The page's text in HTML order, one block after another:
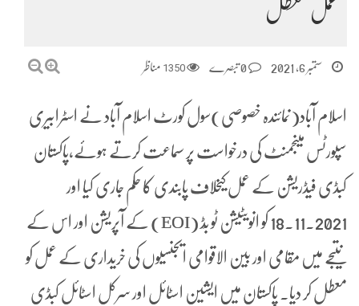
عمل معطل
ستمبر 6, 2021 1350 مناظر
اسلام آباد(نمائندہ خصوصی)سول کورٹ اسلام آباد نے اسٹرابیری
سپورٹس مینجمنٹ کی درخواست پر سماعت کرتے ہوئے،پاکستان
کبڈی فیڈریشن کے عمل کیخلاف پابندی کا حکم جاری کیا اور
18.11.2021 کو انویٹیشن ٹو بِڈ (EOI) کے آپریشن اور اس کے
نتیجے میں مقامی اور بین الاقوامی ایجنسیوں کی خریداری کے عمل کو
معطل کر دیا۔ پاکستان میں ایشین اسٹائل اور سرکل اسٹائل کبڈی